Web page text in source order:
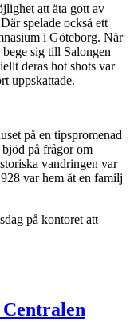
att äta gott av
spelade också ett
i Göteborg. När
sig till Salongen
deras hot shots var
uppskattade.
på en tipspromenad
på frågor om
vandringen var
var hem åt en familj
på kontoret att
Centralen